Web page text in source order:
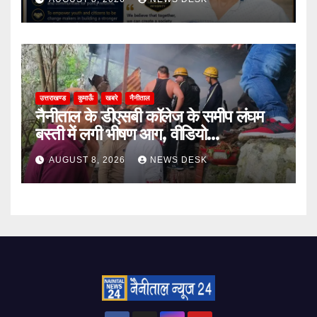
India Anti Corruption
Parliament Committee
उत्तराखण्ड कुमाऊँ खबरे नैनीताल
नैनीताल के डीएसबी कॉलेज के समीप लंघम
बस्ती में लगी भीषण आग, वीडियो…
AUGUST 8, 2026 NEWS DESK